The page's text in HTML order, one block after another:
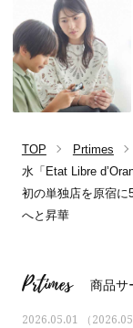
TOP Prtimes
水「Etat Libre
初の単独店を原宿に
へと昇華
Prtimes 商品サ
2026.05.01 （